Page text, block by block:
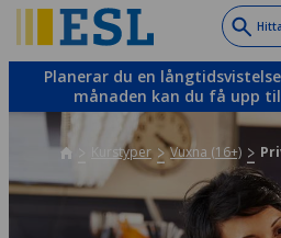
to
mainPlanerar du en
månaden kan du få upp
Kurstyper Vuxna (16+)